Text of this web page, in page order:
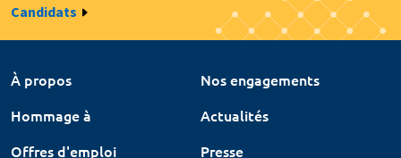
Candidats
À propos
Nos engagements
Hommage à
Actualités
Offres d'emploi
Presse